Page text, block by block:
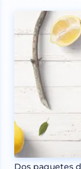
Dos paquetes